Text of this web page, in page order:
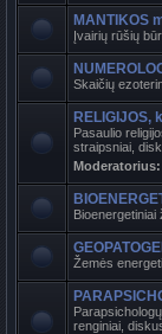
MANTIKOS
Įvairių rūšių
Skaičių
RELIGIJOS,
Pasaulio
straipsniai,
Moderatorius:
Bioenergetiniai
Žemės
renginiai,